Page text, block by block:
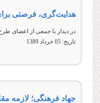
در دیدار با جمعی از اعضای
تاریخ: 05 خرداد 1389
جهاد فرهنگی؛ لازمه